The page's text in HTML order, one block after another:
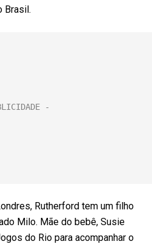
Brasil.
Rutherford tem um filho
Milo. Mãe do bebê, Susie
do Rio para acompanhar o